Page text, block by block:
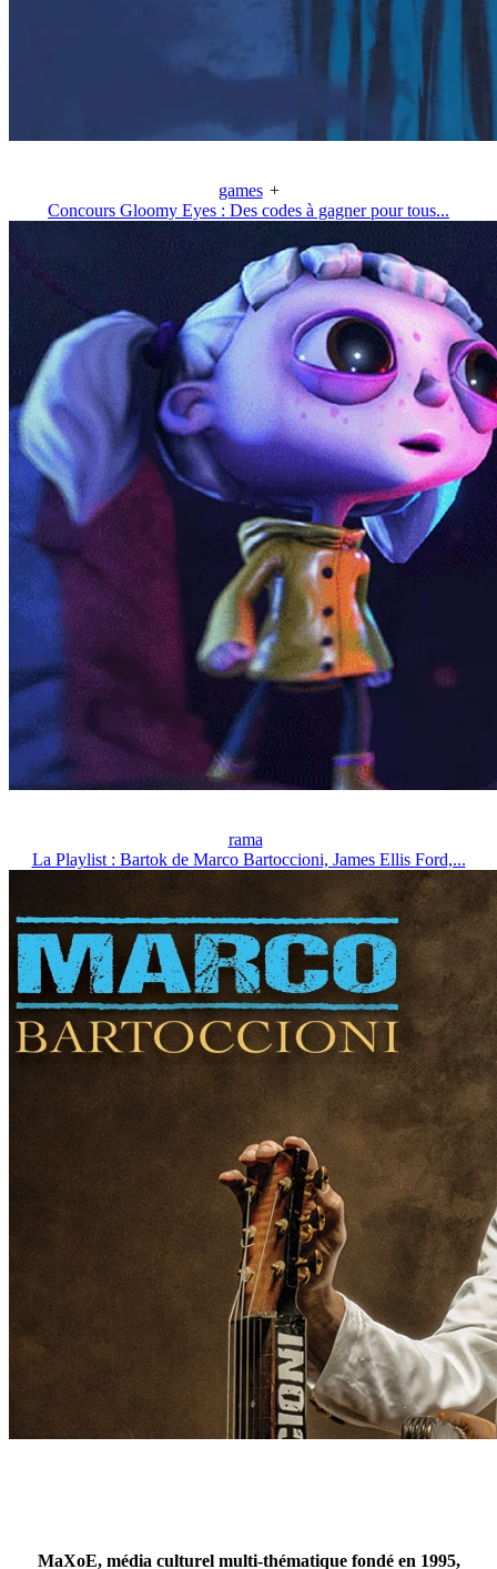
games +
Concours Gloomy Eyes : Des codes à gagner pour tous...
rama
La Playlist : Bartok de Marco Bartoccioni, James Ellis Ford,...
MaXoE, média culturel multi-thématique fondé en 1995,